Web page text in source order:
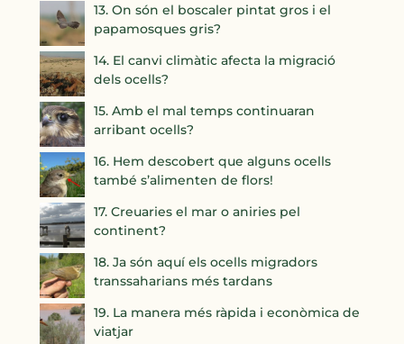
13. On són el boscaler pintat gros i el
papamosques gris?
14. El canvi climàtic afecta la migració
dels ocells?
15. Amb el mal temps continuaran
arribant ocells?
16. Hem descobert que alguns ocells
també s’alimenten de flors!
17. Creuaries el mar o aniries pel
continent?
18. Ja són aquí els ocells migradors
transsaharians més tardans
19. La manera més ràpida i econòmica de
viatjar